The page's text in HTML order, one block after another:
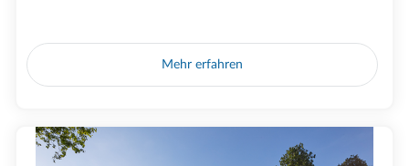
Mehr erfahren